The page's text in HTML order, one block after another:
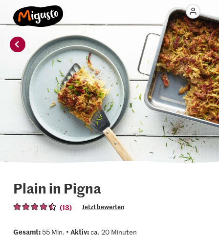
Plain in Pigna
(13) Jetzt bewerten
Gesamt:55 Min. • Aktiv:ca. 20 Minuten